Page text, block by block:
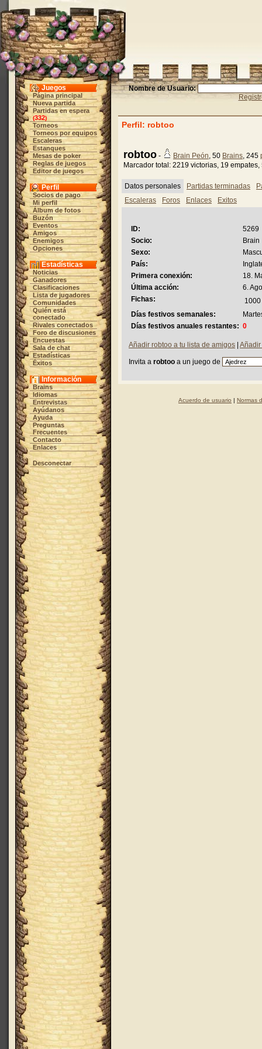
Juegos
Página principal
Nueva partida
Partidas en espera
(332)
Torneos
Torneos por equipos
Escaleras
Estanques
Mesas de poker
Reglas de juegos
Editor de juegos
Perfil
Socios de pago
Mi perfil
Álbum de fotos
Buzón
Eventos
Amigos
Enemigos
Opciones
Estadísticas
Noticias
Ganadores
Clasificaciones
Lista de jugadores
Comunidades
Quién está
conectado
Rivales conectados
Foro de discusiones
Encuestas
Sala de chat
Estadísticas
Éxitos
Información
Brains
Idiomas
Entrevistas
Ayúdanos
Ayuda
Preguntas
Frecuentes
Contacto
Enlaces
Desconectar
Nombre de Usuario:
Perfil: robtoo
robtoo - Brain Peón, 50 Brains, 245
Marcador total: 2219 victorias, 19
Datos personales Partidas terminadas
Escaleras
Foros Enlaces Exitos
ID:
5269
Socio:
Brain
Sexo:
País:
Primera conexión:
18.
Última acción:
6.
Fichas:
1000
Días festivos semanales:
Días festivos anuales restantes: 0
Añadir robtoo a tu lista de amigos
Invita a robtoo a un juego de
Acuerdo de usuario | Normas